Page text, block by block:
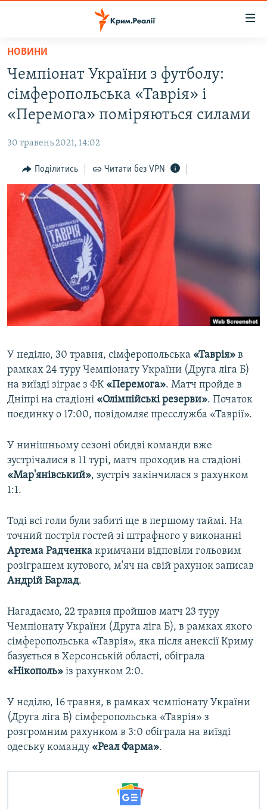
Перейти
основного
матеріалу
Перейти
до
основної
навігації
Перейти
до
пошуку
ВОДА.КРИМ
ВІДЕО ТА ФОТО
БЛОГИ
ПОГЛЯД
ІНТЕРВ'Ю
ВСЕ ЗА ДЕНЬ
СПЕЦПРОЕКТИ
ДЕПОРТАЦІЯ
ВІДЕОУРОКИ «ELIFBE»
СВІДЧЕННЯ ОКУПАЦІЇ
УКРАЇНСЬКА ПРОБЛЕМА КРИМУ
ЯК ОБІЙТИ БЛОКУВАННЯ
Qırımtatar
Усі сайти RFE/RL
НОВИНИ
Чемпіонат України з футболу:
сімферопольська «Таврія» і
«Перемога» поміряються силами
30 травень 2021, 14:02
Поділитись Читати без VPN
У неділю, 30 травня, сімферопольська «Таврія» в
рамках 24 туру Чемпіонату України (Друга ліга Б)
на виїзді зіграє з ФК «Перемога». Матч пройде в
Дніпрі на стадіоні «Олімпійські резерви». Початок
поєдинку о 17:00, повідомляє пресслужба «Таврії».
У нинішньому сезоні обидві команди вже
зустрічалися в 11 турі, матч проходив на стадіоні
«Мар'янівський», зустріч закінчилася з рахунком
1:1.
Тоді всі голи були забиті ще в першому таймі. На
точний постріл гостей зі штрафного у виконанні
Артема Радченка кримчани відповіли гольовим
розіграшем кутового, м'яч на свій рахунок записав
Андрій Барлад.
Нагадаємо, 22 травня пройшов матч 23 туру
Чемпіонату України (Друга ліга Б), в рамках якого
сімферопольська «Таврія», яка після анексії Криму
базується в Херсонській області, обіграла
«Нікополь» із рахунком 2:0.
У неділю, 16 травня, в рамках чемпіонату України
(Друга ліга Б) сімферопольська «Таврія» з
розгромним рахунком в 3:0 обіграла на виїзді
одеську команду «Реал Фарма».